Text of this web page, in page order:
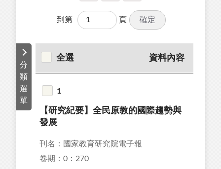
到第 頁 確定
分
類
選
單
全選 資料內容
1
【研究紀要】全民原教的國際趨勢與
發展
刊名：國家教育研究院電子報
卷期：0：270